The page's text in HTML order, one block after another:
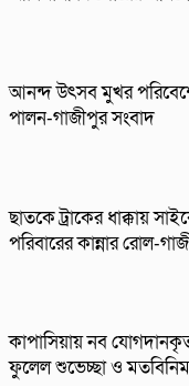
আনন্দ উৎসব মুখর
পালন-গাজীপুর সংবাদ
ছাতকে ট্রাকের ধাক্কায়
পরিবারের কান্নার রোল-
কাপাসিয়ায় নব
ফুলেল শুভেচ্ছা ও